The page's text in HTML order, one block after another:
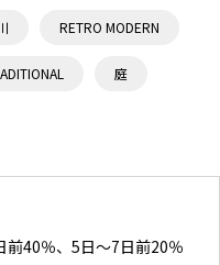
RETRO MODERN
庭
40％、5日〜7日前20％